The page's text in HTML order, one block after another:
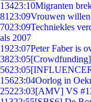
13423:10Migranten
81 23:09Vrouwen willen
7023:09Techniekles
als 2007
1923:07Peter Faber is
3823:05
5623:05
15623:04Oorlog in
25223:03[AMV] VS